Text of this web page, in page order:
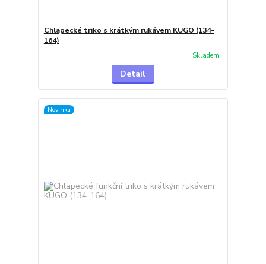
Chlapecké triko s krátkým rukávem KUGO (134-
164)
Skladem
Detail
Novinka